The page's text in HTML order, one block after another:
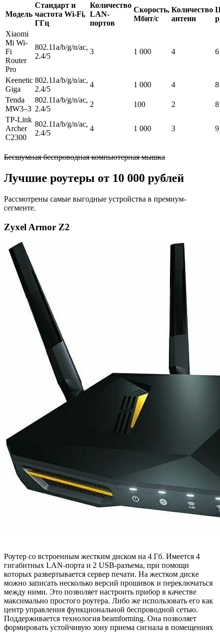
Модель
Стандарт и
частота Wi-Fi,
ГГц
Количество
LAN-
портов
Скорость,
Мбит/с
Количество
антенн
Xiaomi
Mi Wi-
Fi
Router
Pro
802.11a/b/g/n/ac,
2.4/5
3 1 000 4
Keenetic
Giga
802.11a/b/g/n/ac,
2.4/5
4 1 000 4
Tenda
MW3–3
802.11a/b/g/n/ac,
2.4/5
2 100 2
TP-Link
Archer
C2300
802.11a/b/g/n/ac,
2.4/5
4 1 000 3
Бесшумная беспроводная компьютерная мышка
Лучшие роутеры от 10 000 рублей
Рассмотрены самые выгодные устройства в премиум-
сегменте.
Zyxel Armor Z2
Роутер со встроенным жестким диском на 4 Гб. Имеется 4
гигабитных LAN-порта и 2 USB-разъема, при помощи
которых развертывается сервер печати. На жестком диске
можно записать несколько версий прошивок и переключаться
между ними. Это позволяет настроить прибор в качестве
максимально простого роутера. Либо же использовать его как
центр управления функциональной беспроводной сетью.
Поддерживается технология beamforming. Она позволяет
формировать устойчивую зону приема сигнала в помещениях